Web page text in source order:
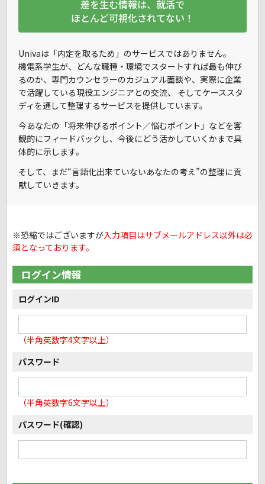
差を生む情報は、就活で
ほとんど可視化されてない！
Univaは「内定を取るため」のサービスではありません。
機電系学生が、 どんな職種・環境でスタートすれば最も伸び
るのか、専門カウンセラーのカジュアル面談や、実際に企業
で活躍している現役エンジニアとの交流、 そしてケーススタ
ディを通して整理するサービスを提供しています。
今あなたの「将来伸びるポイント／悩むポイント」などを客
観的にフィードバックし、今後にどう活かしていくかまで具
体的に示します。
そして、まだ“言語化出来ていないあなたの考え”の整理に貢
献していきます。
※恐縮ではございますが入力項目はサブメールアドレス以外は必
須となっております。
ログイン情報
ログインID
（半角英数字4文字以上）
パスワード
（半角英数字6文字以上）
パスワード(確認)